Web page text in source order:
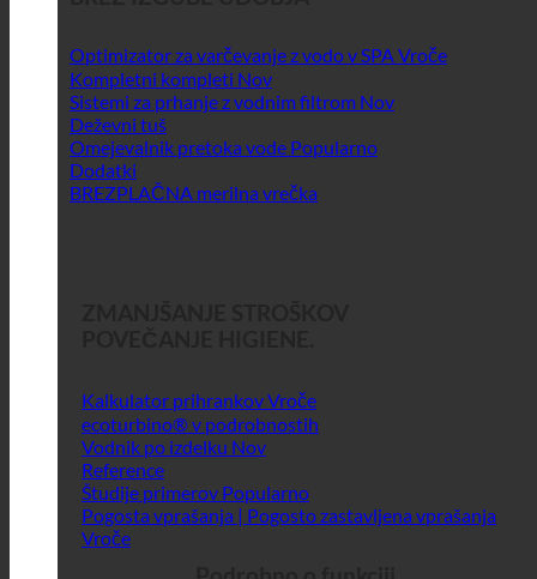
Optimizator za varčevanje z vodo v SPA
Kompletni kompleti
Sistemi za prhanje z vodnim filtrom
Deževni tuš
Omejevalnik pretoka vode
Dodatki
BREZPLAČNA merilna vrečka
Kalkulator prihrankov
ecoturbino® v podrobnostih
Vodnik po izdelku
Reference
Študije primerov
Pogosta vprašanja | Pogosto zastavljena vprašanja